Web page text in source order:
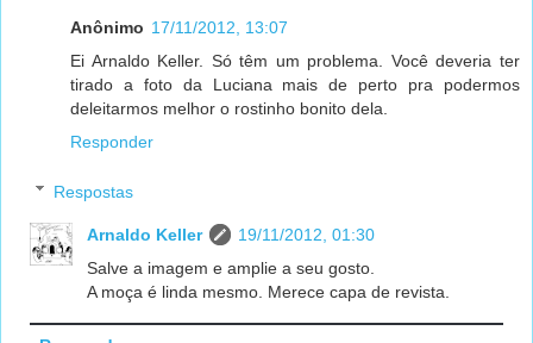
Anônimo 17/11/2012, 13:07
Ei Arnaldo Keller. Só têm um problema. Você deveria ter
tirado a foto da Luciana mais de perto pra podermos
deleitarmos melhor o rostinho bonito dela.
Responder
Respostas
Arnaldo Keller
19/11/2012, 01:30
Salve a imagem e amplie a seu gosto.
A moça é linda mesmo. Merece capa de revista.